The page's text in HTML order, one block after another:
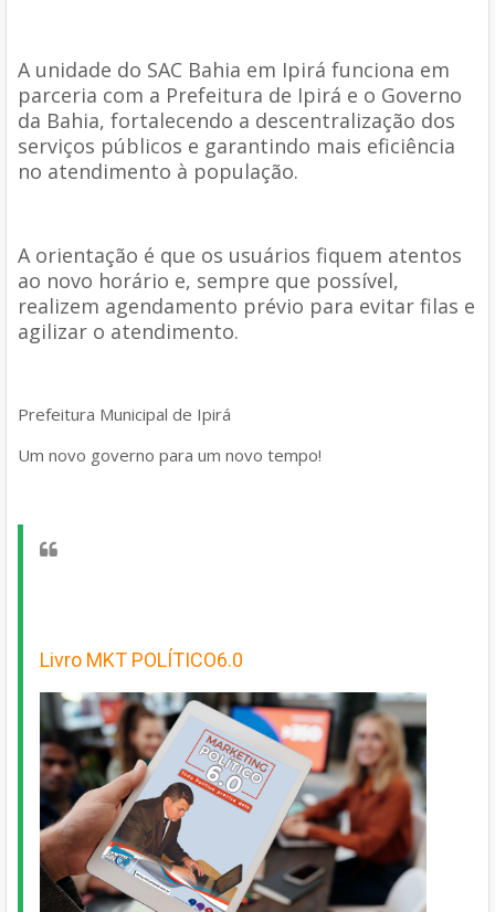
A unidade do SAC Bahia em Ipirá funciona em
parceria com a Prefeitura de Ipirá e o Governo
da Bahia, fortalecendo a descentralização dos
serviços públicos e garantindo mais eficiência
no atendimento à população.
A orientação é que os usuários fiquem atentos
ao novo horário e, sempre que possível,
realizem agendamento prévio para evitar filas e
agilizar o atendimento.
Prefeitura Municipal de Ipirá
Um novo governo para um novo tempo!
Livro MKT POLÍTICO6.0